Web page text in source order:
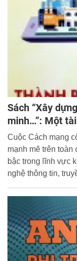
Sách “Xây
minh…”: Một
Cuộc Cách mạng
mạnh mẽ trên
bậc trong lĩnh vực
nghệ thông tin,